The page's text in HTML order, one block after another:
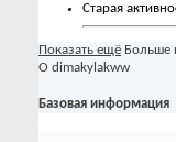
Старая
Показать ещё Больше
О dimakylakww
Базовая информация